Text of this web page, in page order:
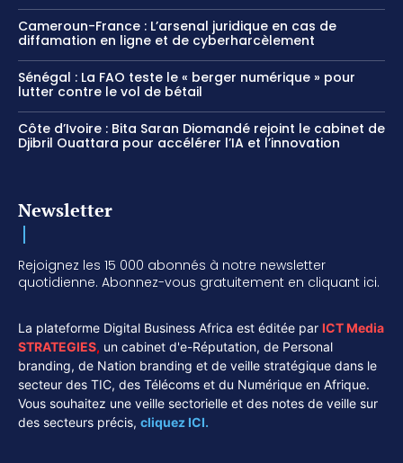
Cameroun-France : L’arsenal juridique en cas de
diffamation en ligne et de cyberharcèlement
Sénégal : La FAO teste le « berger numérique » pour
lutter contre le vol de bétail
Côte d’Ivoire : Bita Saran Diomandé rejoint le cabinet de
Djibril Ouattara pour accélérer l’IA et l’innovation
Newsletter
Rejoignez les 15 000 abonnés à notre newsletter
quotidienne. Abonnez-vous gratuitement en cliquant ici.
La plateforme Digital Business Africa est éditée par ICT Media
STRATEGIES, un cabinet d'e-Réputation, de Personal
branding, de Nation branding et de veille stratégique dans le
secteur des TIC, des Télécoms et du Numérique en Afrique.
Vous souhaitez une veille sectorielle et des notes de veille sur
des secteurs précis, cliquez ICI.